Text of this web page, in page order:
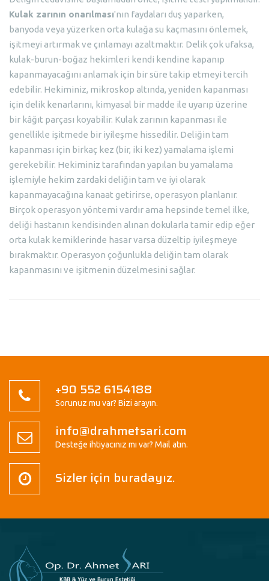
Kulak zarının onarılması'nın faydaları duş yaparken,
banyoda veya yüzerken orta kulağa su kaçmasını önlemek,
işitmeyi artırmak ve çınlamayı azaltmaktır. Delik çok ufaksa,
kulak-burun-boğaz hekimleri kendi kendine kapanıp
kapanmayacağını anlamak için bir süre takip etmeyi tercih
edebilir. Hekiminiz, mikroskop altında, yeniden kapanması
için delik kenarlarını, kimyasal bir madde ile uyarıp üzerine
bir kâğıt parçası koyabilir. Kulak zarının kapanması ile
genellikle işitmede bir iyileşme hissedilir. Deliğin tam
kapanması için birkaç kez (bir, iki kez) yamalama işlemi
gerekebilir. Hekiminiz tarafından yapılan bu yamalama
işlemiyle hekim zardaki deliğin tam ve iyi olarak
kapanmayacağına kanaat getirirse, operasyon planlanır.
Birçok operasyon yöntemi vardır ama hepsinde temel ilke,
deliği hastanın kendisinden alınan dokularla tamir edip eğer
orta kulak kemiklerinde hasar varsa düzeltip iyileşmeye
bırakmaktır. Operasyon çoğunlukla deliğin tam olarak
kapanmasını ve işitmenin düzelmesini sağlar.
+90 552 6154188
Sorunuz mu var? Bizi arayın.
info@drahmetsari.com
Desteğe ihtiyacınız mı var? Mail atın.
Sizler için buradayız.